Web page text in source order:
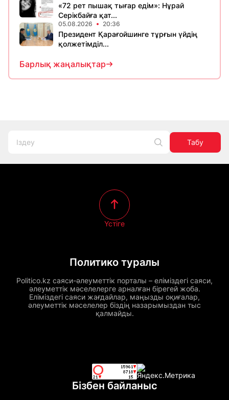
«72 рет пышақ тығар едім»: Нұрай
Серікбайға қат...
05.08.2026 20:36
Президент Қарағойшинге тұрғын үйдің
қолжетімділ...
Барлық жаңалықтар
Табу
Политико туралы
Politico.kz саяси-әлеуметтік порталы – еліміздегі саяси,
әлеуметтік мәселелерге арналған бірегей жоба.
Еліміздегі саяси жағдайлар, маңызды оқиғалар,
әлеуметтік мәселелер біздің назарымыздан тыс
қалмайды.
Үстіге
Бізбен байланыс